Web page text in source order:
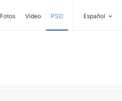
Fotos Vídeo PSD Español